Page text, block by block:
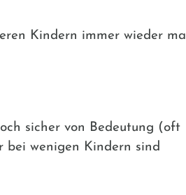
Kindern immer wieder mal
sicher von Bedeutung (oft
bei wenigen Kindern sind